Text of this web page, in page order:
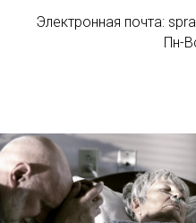
Электронная почта:
Пн-